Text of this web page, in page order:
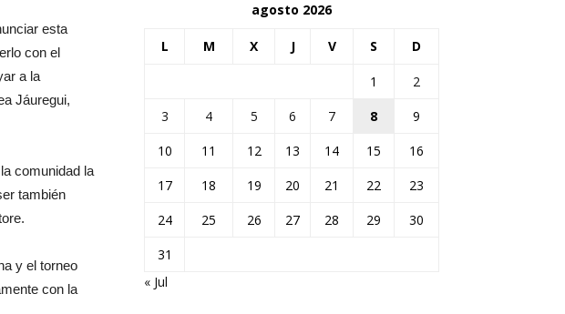
esta
con el
a la
Jáuregui,
comunidad la
también
y el torneo
con la
agosto 2026
L M X J V S D
1
2
3
4 5 6 7 8
9
10
11 12 13 14 15
16
17
18 19 20 21 22
23
24
25 26 27 28 29
30
31
« Jul